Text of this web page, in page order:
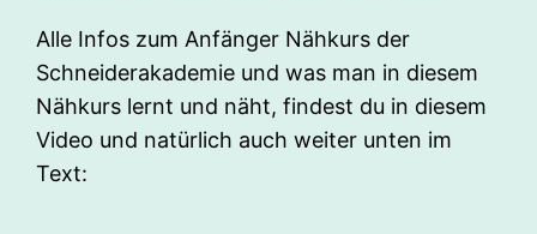
Alle Infos zum Anfänger Nähkurs der
Schneiderakademie und was man in diesem
Nähkurs lernt und näht, findest du in diesem
Video und natürlich auch weiter unten im
Text: